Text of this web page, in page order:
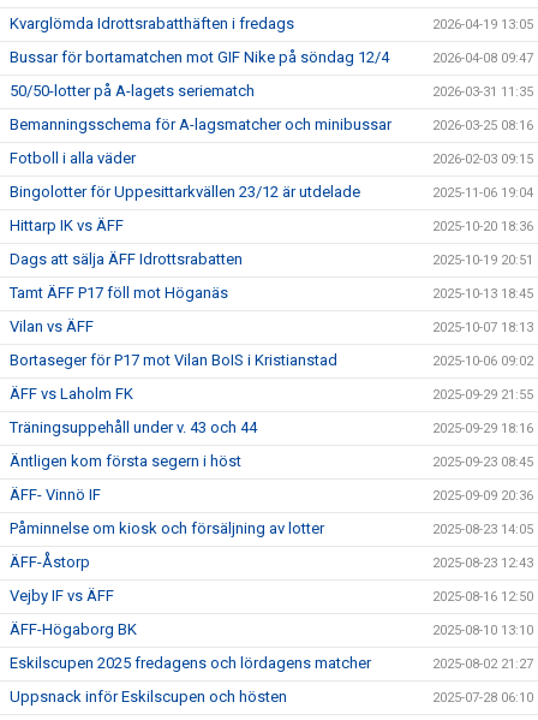
Kvarglömda Idrottsrabatthäften i fredags 2026-04-19 13:05
Bussar för bortamatchen mot GIF Nike på söndag 12/4 2026-04-08 09:47
50/50-lotter på A-lagets seriematch 2026-03-31 11:35
Bemanningsschema för A-lagsmatcher och minibussar 2026-03-25 08:16
Fotboll i alla väder 2026-02-03 09:15
Bingolotter för Uppesittarkvällen 23/12 är utdelade 2025-11-06 19:04
Hittarp IK vs ÄFF 2025-10-20 18:36
Dags att sälja ÄFF Idrottsrabatten 2025-10-19 20:51
Tamt ÄFF P17 föll mot Höganäs 2025-10-13 18:45
Vilan vs ÄFF 2025-10-07 18:13
Bortaseger för P17 mot Vilan BoIS i Kristianstad 2025-10-06 09:02
ÄFF vs Laholm FK 2025-09-29 21:55
Träningsuppehåll under v. 43 och 44 2025-09-29 18:16
Äntligen kom första segern i höst 2025-09-23 08:45
ÄFF- Vinnö IF 2025-09-09 20:36
Påminnelse om kiosk och försäljning av lotter 2025-08-23 14:05
ÄFF-Åstorp 2025-08-23 12:43
Vejby IF vs ÄFF 2025-08-16 12:50
ÄFF-Högaborg BK 2025-08-10 13:10
Eskilscupen 2025 fredagens och lördagens matcher 2025-08-02 21:27
Uppsnack inför Eskilscupen och hösten 2025-07-28 06:10